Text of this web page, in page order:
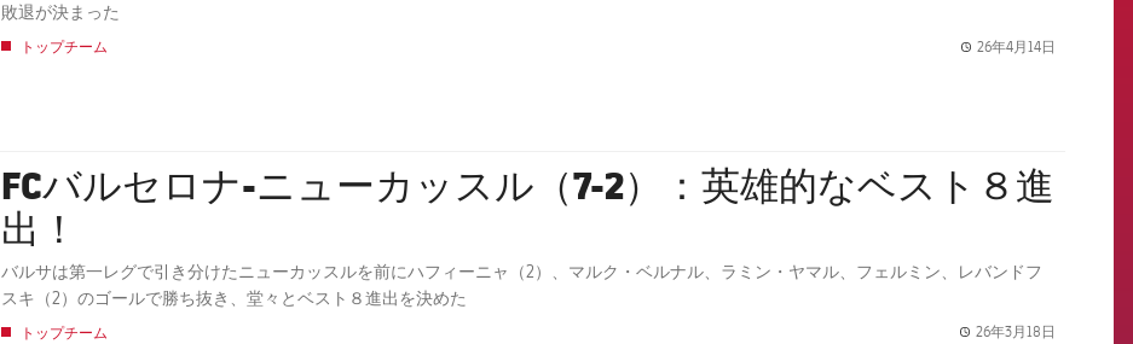
敗退が決まった
トップチーム 26年4月14日
FCバルセロナ-ニューカッスル（7-2）：英雄的なベスト８進
出！
バルサは第一レグで引き分けたニューカッスルを前にハフィーニャ（2）、マルク・ベルナル、ラミン・ヤマル、フェルミン、レバンドフ
スキ（2）のゴールで勝ち抜き、堂々とベスト８進出を決めた
トップチーム 26年3月18日